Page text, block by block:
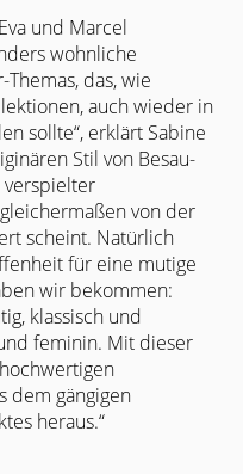
und Marcel
wohnliche
das, wie
auch wieder in
sollte“, erklärt Sabine
Stil von Besau-
verspielter
von der
scheint. Natürlich
für eine mutige
wir bekommen:
klassisch und
feminin. Mit dieser
dem gängigen
heraus.“